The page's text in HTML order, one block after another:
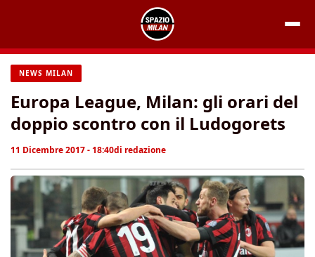
contenuto
NEWS MILAN
Europa League, Milan: gli orari del
doppio scontro con il Ludogorets
11 Dicembre 2017 - 18:40di redazione